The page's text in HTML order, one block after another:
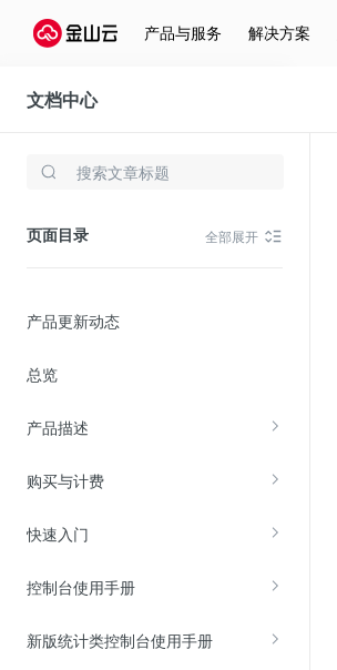
产品与服务 解决方案
文档中心
CDN
页面目录 全部展开
产品更新动态
总览
产品描述
购买与计费
快速入门
控制台使用手册
新版统计类控制台使用手册
存储与云分发
云硬盘(EBS)
在线迁移服务
视频云服务
云直播(KLS)
边缘节点计算